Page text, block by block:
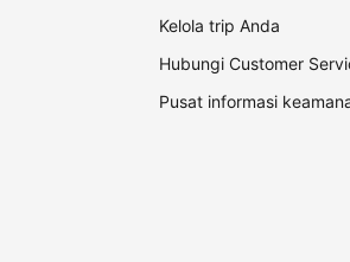
Kelola trip Anda
Hubungi Customer
Pusat informasi